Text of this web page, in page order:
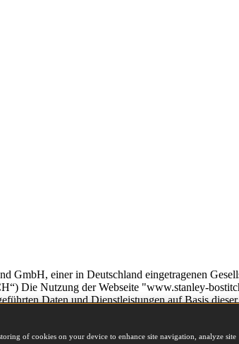
einer in Deutschland eingetragenen
Die Nutzung der Webseite "www.stanley-
Daten und Dienstleistungen auf Basis
of cookies on your device to enhance site navigation, analyze site